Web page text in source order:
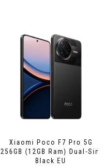
Xiaomi Poco F7 Pro 5G
256GB (12GB Ram) Dual-Sim
Black EU